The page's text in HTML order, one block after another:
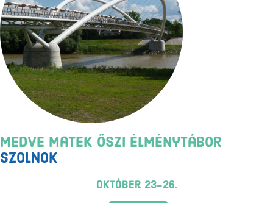
Medve Matek Őszi Élménytábor
Szolnok
október 23-26.